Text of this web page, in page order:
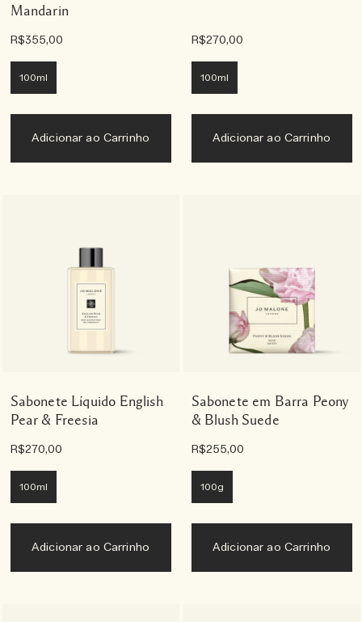
Mandarin
R$355,00
100ml
Adicionar ao Carrinho
R$270,00
100ml
Adicionar ao Carrinho
Sabonete Líquido English
Pear & Freesia
R$270,00
100ml
Adicionar ao Carrinho
Sabonete em Barra Peony
& Blush Suede
R$255,00
100g
Adicionar ao Carrinho